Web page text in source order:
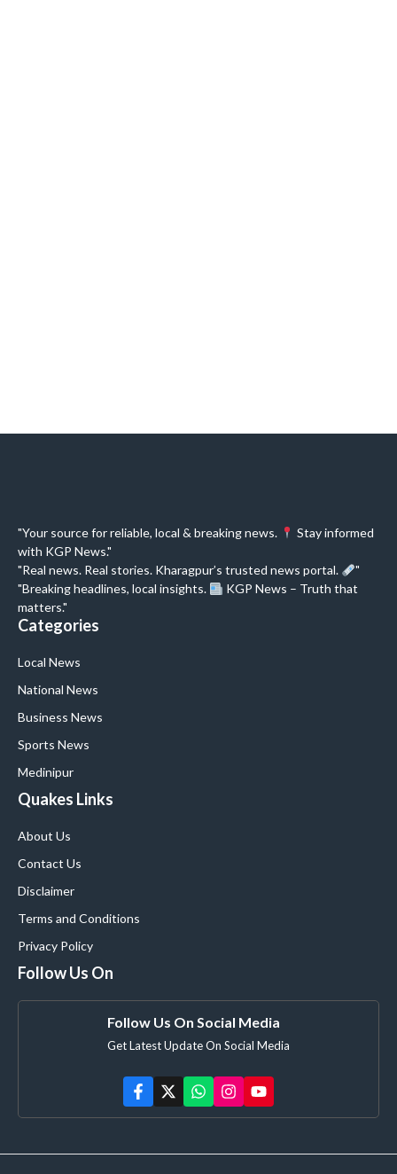
"Your source for reliable, local & breaking news.
Stay informed
with KGP News."
"Real news. Real stories. Kharagpur’s trusted news portal.
"
"Breaking headlines, local insights.
KGP News – Truth that
matters."
Categories
Local News
National News
Business News
Sports News
Medinipur
Quakes Links
About Us
Contact Us
Disclaimer
Terms and Conditions
Privacy Policy
Follow Us On
Follow Us On Social Media
Get Latest Update On Social Media